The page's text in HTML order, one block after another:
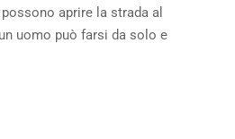
aprire la strada al
uomo può farsi da solo e